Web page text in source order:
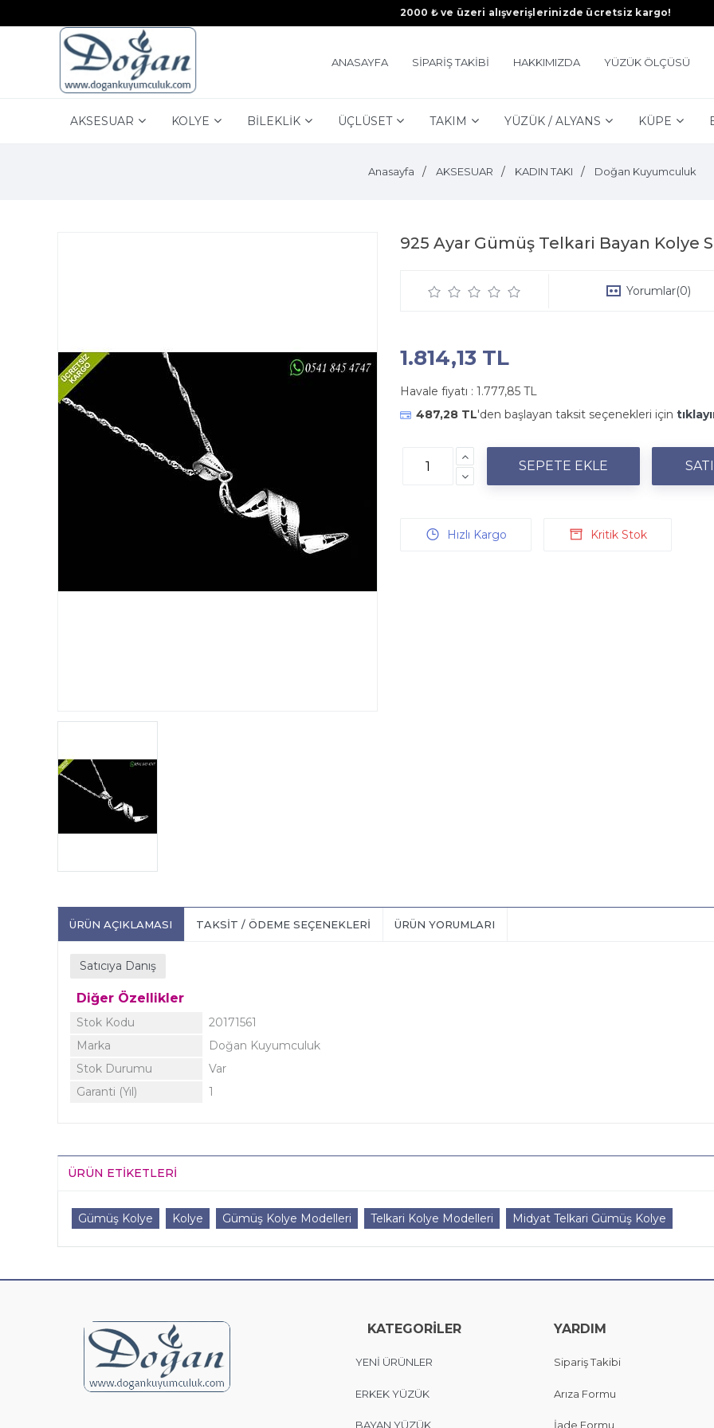
2000 ₺ ve üzeri alışverişlerinizde ücretsiz kargo!
ANASAYFA SİPARİŞ TAKİBİ HAKKIMIZDA YÜZÜK ÖLÇÜSÜ
AKSESUAR KOLYE BİLEKLİK ÜÇLÜSET TAKIM YÜZÜK / ALYANS KÜPE
Anasayfa AKSESUAR KADIN TAKI Doğan Kuyumculuk
925 Ayar Gümüş Telkari Bayan Kolye
Yorumlar(0)
1.814,13 TL
Havale fiyatı : 1.777,85 TL
487,28 TL'den başlayan taksit seçenekleri için
ÜRÜN AÇIKLAMASI TAKSIT / ÖDEME SEÇENEKLERI ÜRÜN YORUMLARI
Satıcıya Danış
Diğer Özellikler
Stok Kodu
20171561
Marka
Doğan Kuyumculuk
Stok Durumu
Var
Garanti (Yıl)
1
ÜRÜN ETIKETLERI
Gümüş Kolye Kolye Gümüş Kolye Modelleri Telkari Kolye Modelleri Midyat Telkari Gümüş Kolye
KATEGORİLER
YENİ ÜRÜNLER
ERKEK YÜZÜK
BAYAN YÜZÜK
YARDIM
Sipariş Takibi
Arıza Formu
İade Formu